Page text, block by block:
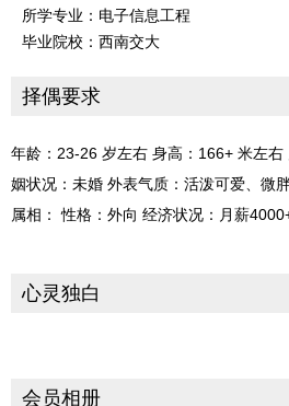
所学专业：电子信息工程
毕业院校：西南交大
择偶要求
年龄：23-26 岁左右 身高：166+ 米左
姻状况：未婚 外表气质：活泼可爱、微
属相： 性格：外向 经济状况：月薪
心灵独白
会员相册